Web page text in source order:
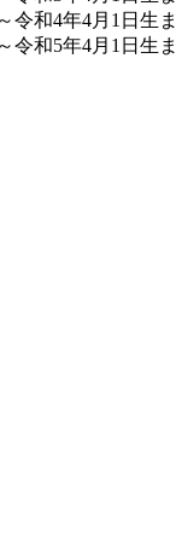
和4年4月1日生ま
和5年4月1日生ま